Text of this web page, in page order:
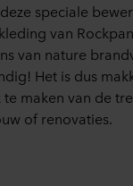
speciale
van
van nature
Het is dus
maken van de
of renovaties.